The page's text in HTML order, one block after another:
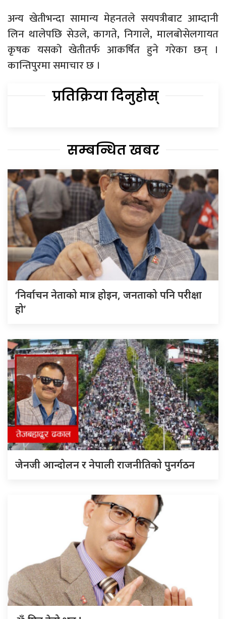
अन्य खेतीभन्दा सामान्य मेहनतले सयपत्रीबाट आम्दानी
लिन थालेपछि सेउले, कागते, निगाले, मालबोसेलगायत
कृषक यसको खेतीतर्फ आकर्षित हुने गरेका छन् ।
कान्तिपुरमा समाचार छ ।
प्रतिक्रिया दिनुहोस्
सम्बन्धित खबर
‘निर्वाचन नेताको मात्र होइन, जनताको पनि परीक्षा
हो’
जेनजी आन्दोलन र नेपाली राजनीतिको पुनर्गठन